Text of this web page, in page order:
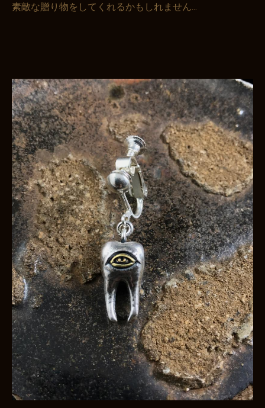
素敵な贈り物をしてくれるかもしれません...